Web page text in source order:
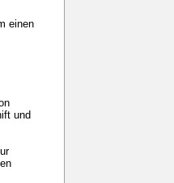
einen
und